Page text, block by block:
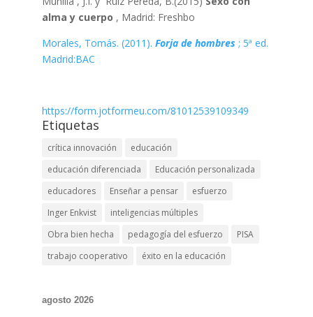
alma y cuerpo , Madrid: Freshbo
Morales, Tomás. (2011). Forja de hombres ; 5ª ed.
Madrid:BAC
https://form.jotformeu.com/81012539109349
Etiquetas
crítica innovación
educación
educación diferenciada
Educación personalizada
educadores
Enseñar a pensar
esfuerzo
Inger Enkvist
inteligencias múltiples
Obra bien hecha
pedagogía del esfuerzo
PISA
trabajo cooperativo
éxito en la educación
agosto 2026